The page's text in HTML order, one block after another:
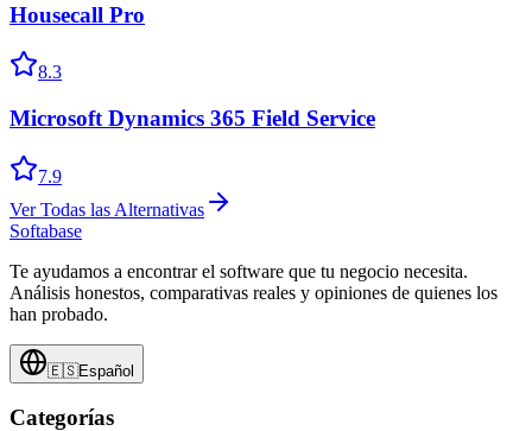
Housecall Pro
8.3
Microsoft Dynamics 365 Field Service
7.9
Ver Todas las Alternativas
Softabase
Te ayudamos a encontrar el software que tu negocio necesita.
Análisis honestos, comparativas reales y opiniones de quienes los
han probado.
🇪🇸Español
Categorías